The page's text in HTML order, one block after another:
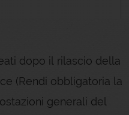
dopo il rilascio della
(Rendi obbligatoria la
generali del